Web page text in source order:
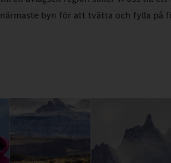
närmaste byn för att tvätta och fylla på